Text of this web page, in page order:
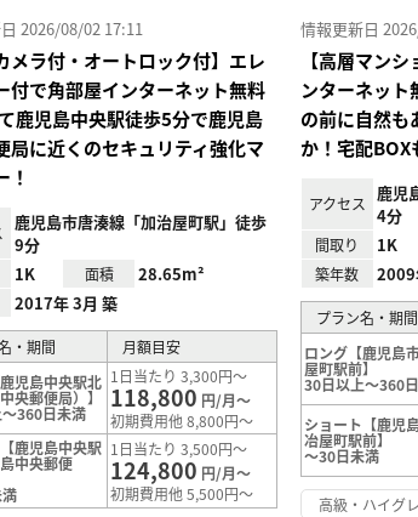
2026/08/02 17:11
メラ付・オートロック付】エレ
付で角部屋インターネット無料
鹿児島中央駅徒歩5分で鹿児島
局に近くのセキュリティ強化マ
！
鹿児島市唐湊線「加治屋町駅」徒歩
9分
1K 面積 28.65m²
2017年 3月 築
・期間
月額目安
児島中央駅北
央郵便局）】
360日未満
1日当たり 3,300円～
118,800 円/月～
初期費用他 8,800円～
鹿児島中央駅
中央郵便
1日当たり 3,500円～
124,800 円/月～
初期費用他 5,500円～
情報更新日
【高層マン
ンターネット
の前に自然も
か！宅配BOX
アクセス
鹿児
4分
間取り 1K
築年数 2009
プラン名・期間
ロング【鹿児島
屋町駅前】
30日以上～360
ショート【鹿児
冶屋町駅前】
～30日未満
高級・ハイグ